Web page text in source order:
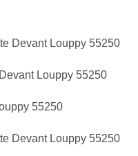
Devant Louppy 55250
Louppy 55250
55250
Devant Louppy 55250